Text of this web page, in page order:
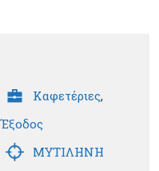
Καφετέριες,
Έξοδος
ΜΥΤΙΛΗΝΗ